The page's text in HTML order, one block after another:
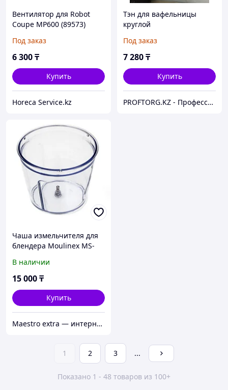
Вентилятор для Robot
Coupe MP600 (89573)
Под заказ
6 300₸
Купить
Horeca Service.kz
Тэн для вафельницы
круглой
Под заказ
7 280₸
Купить
PROFTORG.KZ - Профессиональная и бытовая техника
Чаша измельчителя для
блендера Moulinex MS-
В наличии
15 000₸
Купить
Maestro extra — интернет-магазин запчастей для крупной и мелкой бытовой техники в Алматы
1 2 3 ...
Показано 1 - 48 товаров из 100+